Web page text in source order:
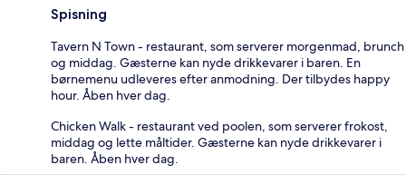
Spisning
Tavern N Town - restaurant, som serverer morgenmad, brunch
og middag. Gæsterne kan nyde drikkevarer i baren. En
børnemenu udleveres efter anmodning. Der tilbydes happy
hour. Åben hver dag.
Chicken Walk - restaurant ved poolen, som serverer frokost,
middag og lette måltider. Gæsterne kan nyde drikkevarer i
baren. Åben hver dag.